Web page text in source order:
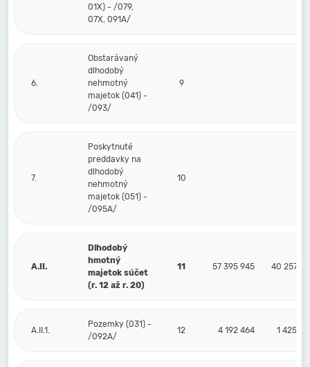
01X) - /079,
07X, 091A/
6.
Obstarávaný
dlhodobý
nehmotný
majetok (041) -
/093/
9
7.
Poskytnuté
preddavky na
dlhodobý
nehmotný
majetok (051) -
/095A/
10
A.II.
Dlhodobý
hmotný
majetok súčet
(r. 12 až r. 20)
11 57 395 945 40 257
A.II.1.
Pozemky (031) -
/092A/
12 4 192 464 1 425